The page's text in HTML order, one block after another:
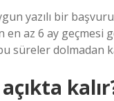
yazılı bir
az 6 ay geçmesi
süreler dolmadan